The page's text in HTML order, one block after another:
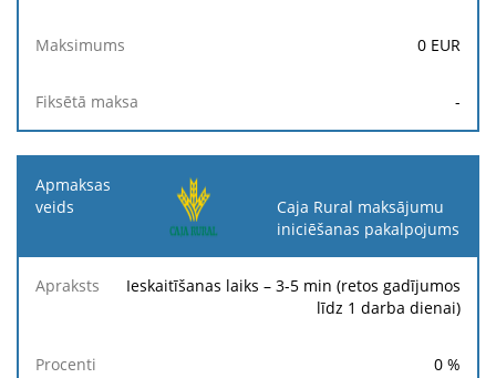
0 EUR
-
Caja Rural maksājumu
iniciēšanas pakalpojums
Ieskaitīšanas laiks – 3-5 min (retos gadījumos
līdz 1 darba dienai)
0 %